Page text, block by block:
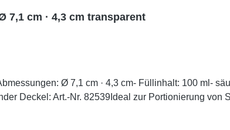
7,1 cm · 4,3 cm transparent
Ø 7,1 cm · 4,3 cm- Füllinhalt: 100 ml-
Deckel: Art.-Nr. 82539Ideal zur Portionierung